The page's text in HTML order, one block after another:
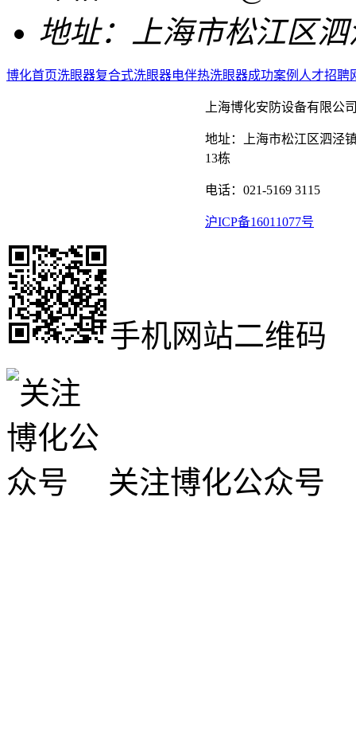
地址： 上海市松江区
博化首页洗眼器复合式洗眼器电伴热洗眼器成功案例 人才招聘
上海博化安防设备有限公
地址：上海市松江区泗泾
13栋
电话：021-5169 3115
沪ICP备16011077号
手机网站二维码
关注博化公众号